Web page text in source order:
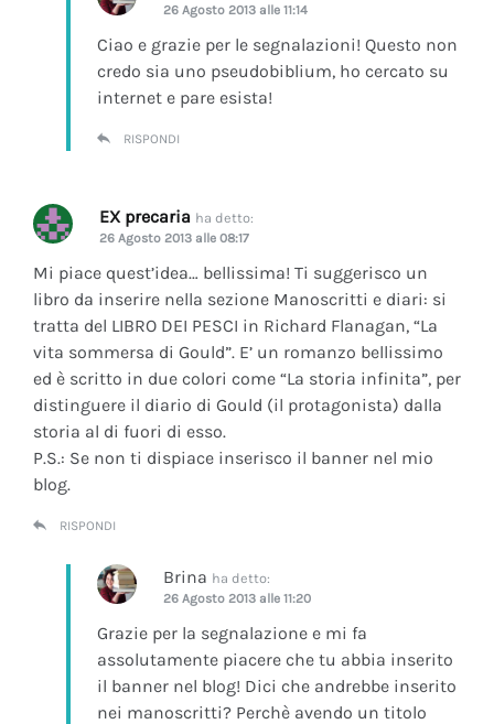
26 Agosto 2013 alle 11:14
Ciao e grazie per le segnalazioni! Questo non
credo sia uno pseudobiblium, ho cercato su
internet e pare esista!
RISPONDI
EX precaria ha detto:
26 Agosto 2013 alle 08:17
Mi piace quest’idea… bellissima! Ti suggerisco un
libro da inserire nella sezione Manoscritti e diari: si
tratta del LIBRO DEI PESCI in Richard Flanagan, “La
vita sommersa di Gould”. E’ un romanzo bellissimo
ed è scritto in due colori come “La storia infinita”, per
distinguere il diario di Gould (il protagonista) dalla
storia al di fuori di esso.
P.S.: Se non ti dispiace inserisco il banner nel mio
blog.
RISPONDI
Brina ha detto:
26 Agosto 2013 alle 11:20
Grazie per la segnalazione e mi fa
assolutamente piacere che tu abbia inserito
il banner nel blog! Dici che andrebbe inserito
nei manoscritti? Perchè avendo un titolo